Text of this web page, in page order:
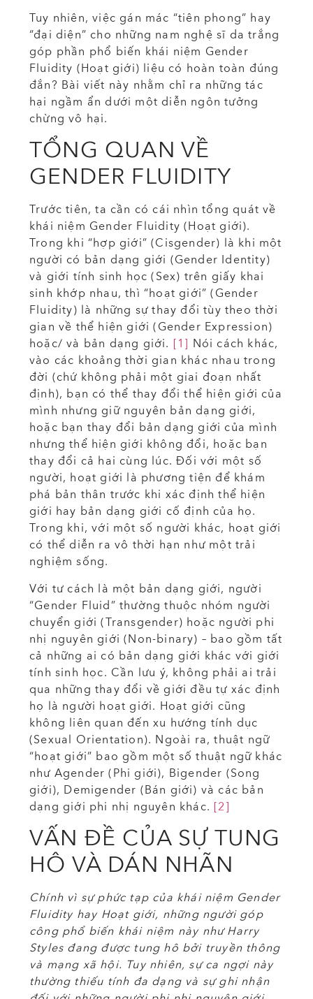
Tuy nhiên, việc gán mác “tiên phong” hay
“đại diện” cho những nam nghệ sĩ da trắng
góp phần phổ biến khái niệm Gender
Fluidity (Hoạt giới) liệu có hoàn toàn đúng
đắn? Bài viết này nhằm chỉ ra những tác
hại ngầm ẩn dưới một diễn ngôn tưởng
chừng vô hại.
TỔNG QUAN VỀ
GENDER FLUIDITY
Trước tiên, ta cần có cái nhìn tổng quát về
khái niệm Gender Fluidity (Hoạt giới).
Trong khi “hợp giới” (Cisgender) là khi một
người có bản dạng giới (Gender Identity)
và giới tính sinh học (Sex) trên giấy khai
sinh khớp nhau, thì “hoạt giới” (Gender
Fluidity) là những sự thay đổi tùy theo thời
gian về thể hiện giới (Gender Expression)
hoặc/ và bản dạng giới. [1] Nói cách khác,
vào các khoảng thời gian khác nhau trong
đời (chứ không phải một giai đoạn nhất
định), bạn có thể thay đổi thể hiện giới của
mình nhưng giữ nguyên bản dạng giới,
hoặc bạn thay đổi bản dạng giới của mình
nhưng thể hiện giới không đổi, hoặc bạn
thay đổi cả hai cùng lúc. Đối với một số
người, hoạt giới là phương tiện để khám
phá bản thân trước khi xác định thể hiện
giới hay bản dạng giới cố định của họ.
Trong khi, với một số người khác, hoạt giới
có thể diễn ra vô thời hạn như một trải
nghiệm sống.
Với tư cách là một bản dạng giới, người
“Gender Fluid” thường thuộc nhóm người
chuyển giới (Transgender) hoặc người phi
nhị nguyên giới (Non-binary) – bao gồm tất
cả những ai có bản dạng giới khác với giới
tính sinh học. Cần lưu ý, không phải ai trải
qua những thay đổi về giới đều tự xác định
họ là người hoạt giới. Hoạt giới cũng
không liên quan đến xu hướng tính dục
(Sexual Orientation). Ngoài ra, thuật ngữ
“hoạt giới” bao gồm một số thuật ngữ khác
như Agender (Phi giới), Bigender (Song
giới), Demigender (Bán giới) và các bản
dạng giới phi nhị nguyên khác. [2]
VẤN ĐỀ CỦA SỰ TUNG
HÔ VÀ DÁN NHÃN
Chính vì sự phức tạp của khái niệm Gender
Fluidity hay Hoạt giới, những người góp
công phổ biến khái niệm này như Harry
Styles đang được tung hô bởi truyền thông
và mạng xã hội. Tuy nhiên, sự ca ngợi này
thường thiếu tính đa dạng và sự ghi nhận